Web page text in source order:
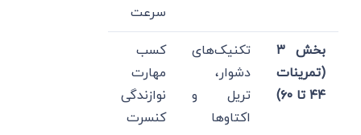
سرعت
بخش ۳
(تمرینات
۴۴ تا ۶۰)
تکنیک‌های
دشوار،
تریل و
اکتاوها
کسب
مهارت
نوازندگی
کنسرت